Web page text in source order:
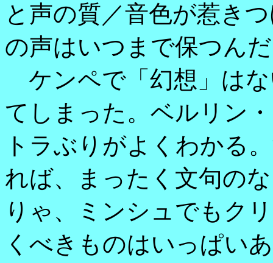
と声の質／音色が惹き
の声はいつまで保つん
ケンペで「幻想」は
てしまった。ベルリン
トラぶりがよくわかる
れば、まったく文句の
りゃ、ミンシュでもク
くべきものはいっぱい